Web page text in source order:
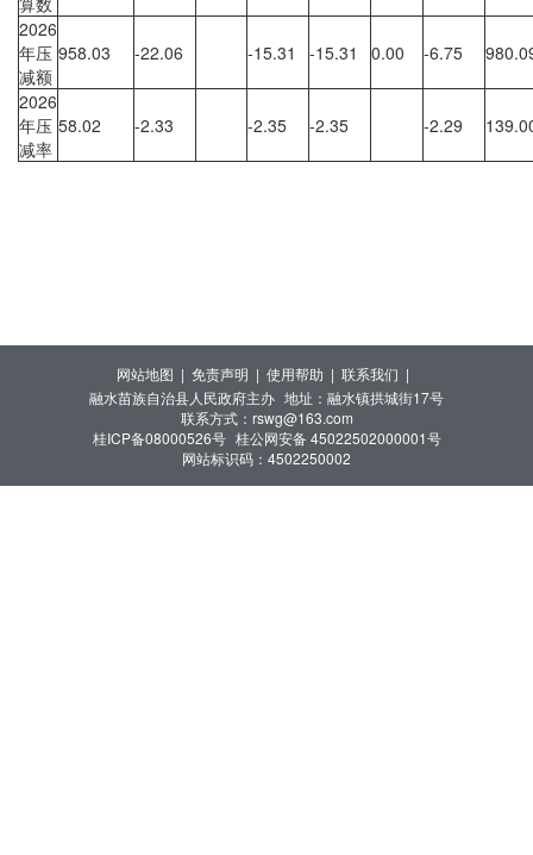
2026
年压
减额
958.03 -22.06 -15.31 -15.31 0.00 -6.75
2026
年压
减率
58.02 -2.33 -2.35 -2.35 -2.29
网站地图 | 免责声明 | 使用帮助 | 联系我们 |
融水苗族自治县人民政府主办 地址：融水镇拱城街17号
联系方式：rswg@163.com
桂ICP备08000526号 桂公网安备 45022502000001号
网站标识码：4502250002